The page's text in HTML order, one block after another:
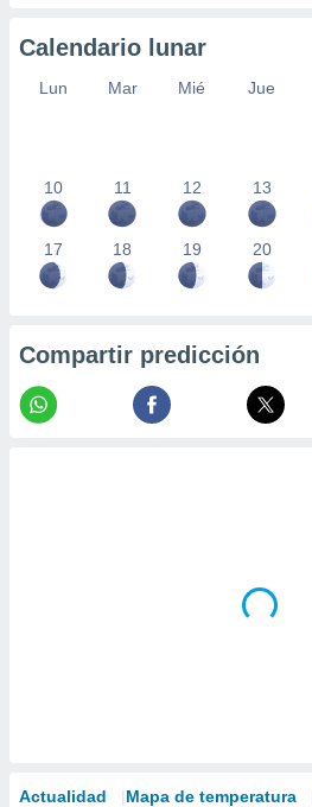
Calendario lunar
Lun Mar Mié Jue
10 11 12 13
17 18 19 20
Compartir predicción
Actualidad Mapa de temperatura